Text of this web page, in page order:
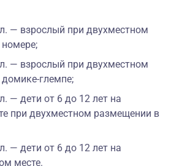
— взрослый при двухместном
— взрослый при двухместном
глемпе;
— дети от 6 до 12 лет на
при двухместном размещении в
— дети от 6 до 12 лет на
месте.